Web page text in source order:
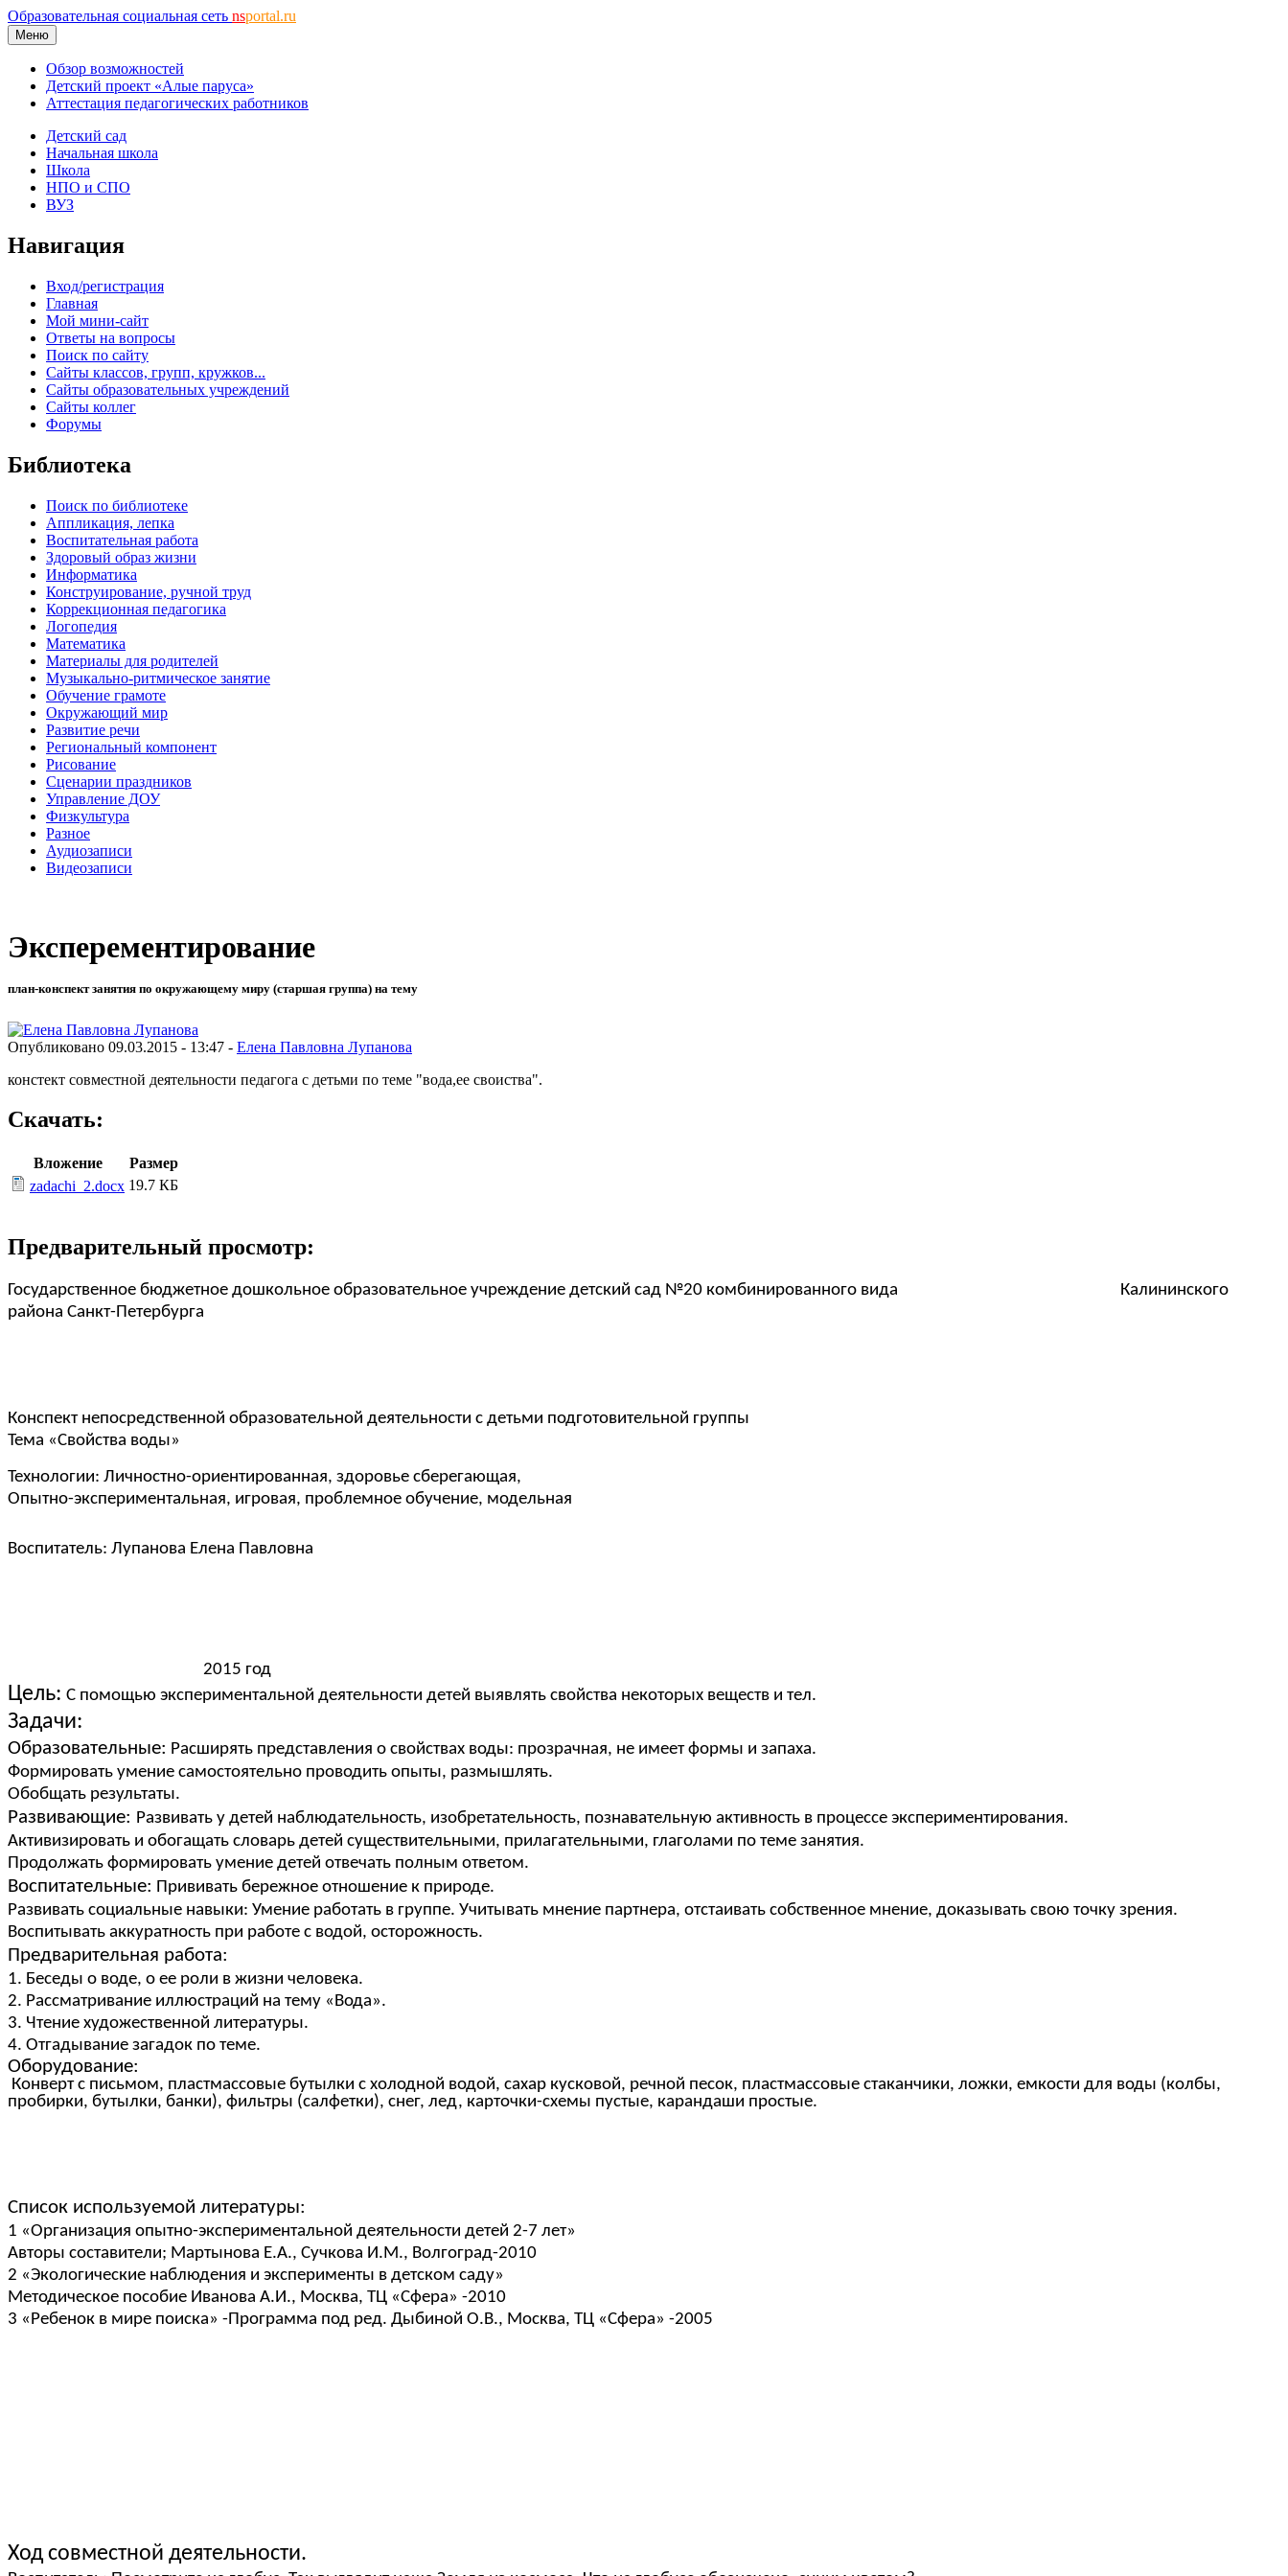
Образовательная социальная сеть nsportal.ru
Меню
Обзор возможностей
Детский проект «Алые паруса»
Аттестация педагогических работников
Детский сад
Начальная школа
Школа
НПО и СПО
ВУЗ
Навигация
Вход/регистрация
Главная
Мой мини-сайт
Ответы на вопросы
Поиск по сайту
Сайты классов, групп, кружков...
Сайты образовательных учреждений
Сайты коллег
Форумы
Библиотека
Поиск по библиотеке
Аппликация, лепка
Воспитательная работа
Здоровый образ жизни
Информатика
Конструирование, ручной труд
Коррекционная педагогика
Логопедия
Математика
Материалы для родителей
Музыкально-ритмическое занятие
Обучение грамоте
Окружающий мир
Развитие речи
Региональный компонент
Рисование
Сценарии праздников
Управление ДОУ
Физкультура
Разное
Аудиозаписи
Видеозаписи
Эксперементирование
план-конспект занятия по окружающему миру (старшая группа) на тему
Опубликовано 09.03.2015 - 13:47 - Елена Павловна Лупанова
констект совместной деятельности педагога с детьми по теме "вода,ее своиства".
Скачать:
Вложение
Размер
zadachi_2.docx 19.7 КБ
Предварительный просмотр:
Государственное бюджетное дошкольное образовательное учреждение детский сад №20 комбинированного вида Калининского
района Санкт-Петербурга
Конспект непосредственной образовательной деятельности с детьми подготовительной группы
Тема «Свойства воды»
Технологии: Личностно-ориентированная, здоровье сберегающая,
Опытно-экспериментальная, игровая, проблемное обучение, модельная
Воспитатель: Лупанова Елена Павловна
2015 год
Цель: С помощью экспериментальной деятельности детей выявлять свойства некоторых веществ и тел.
Задачи:
Образовательные: Расширять представления о свойствах воды: прозрачная, не имеет формы и запаха.
Формировать умение самостоятельно проводить опыты, размышлять.
Обобщать результаты.
Развивающие: Развивать у детей наблюдательность, изобретательность, познавательную активность в процессе экспериментирования.
Активизировать и обогащать словарь детей существительными, прилагательными, глаголами по теме занятия.
Продолжать формировать умение детей отвечать полным ответом.
Воспитательные: Прививать бережное отношение к природе.
Развивать социальные навыки: Умение работать в группе. Учитывать мнение партнера, отстаивать собственное мнение, доказывать свою точку зрения.
Воспитывать аккуратность при работе с водой, осторожность.
Предварительная работа:
1. Беседы о воде, о ее роли в жизни человека.
2. Рассматривание иллюстраций на тему «Вода».
3. Чтение художественной литературы.
4. Отгадывание загадок по теме.
Оборудование:
Конверт с письмом, пластмассовые бутылки с холодной водой, сахар кусковой, речной песок, пластмассовые стаканчики, ложки, емкости для воды (колбы,
пробирки, бутылки, банки), фильтры (салфетки), снег, лед, карточки-схемы пустые, карандаши простые.
Список используемой литературы:
1 «Организация опытно-экспериментальной деятельности детей 2-7 лет»
Авторы составители; Мартынова Е.А., Сучкова И.М., Волгоград-2010
2 «Экологические наблюдения и эксперименты в детском саду»
Методическое пособие Иванова А.И., Москва, ТЦ «Сфера» -2010
3 «Ребенок в мире поиска» -Программа под ред. Дыбиной О.В., Москва, ТЦ «Сфера» -2005
Ход совместной деятельности.